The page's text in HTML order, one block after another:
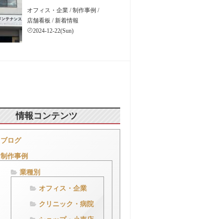
オフィス・企業 /制作事例 /
店舗看板 /新着情報
2024-12-22(Sun)
情報コンテンツ
ブログ
制作事例
業種別
オフィス・企業
クリニック・病院